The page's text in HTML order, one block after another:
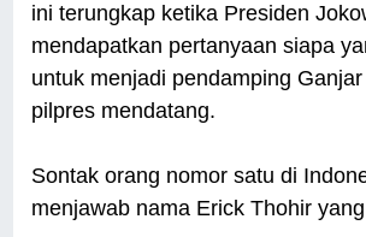
ini terungkap ketika Presiden
mendapatkan pertanyaan siapa
untuk menjadi pendamping
pilpres mendatang.
Sontak orang nomor satu di
menjawab nama Erick Thohir